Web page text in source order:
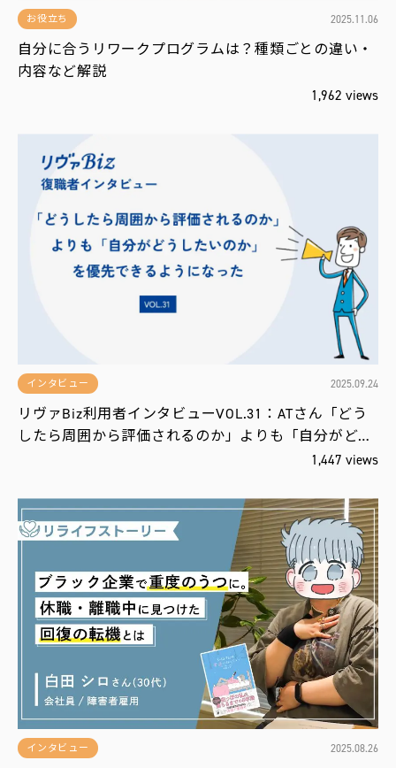
社
お役立ち 2025.11.06
自分に合うリワークプログラムは？種類ごとの違い・
内容など解説
1,962 views
インタビュー 2025.09.24
リヴァBiz利用者インタビューVOL.31：ATさん「どう
したら周囲から評価されるのか」よりも「自分がど…
1,447 views
インタビュー 2025.08.26